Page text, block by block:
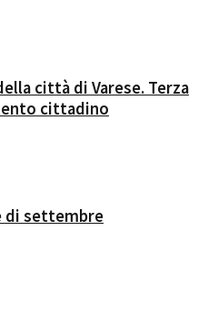
città di Varese. Terza
cittadino
di settembre